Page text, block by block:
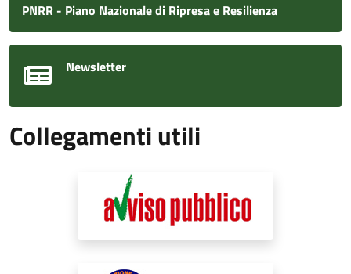
PNRR - Piano Nazionale di Ripresa e Resilienza
Newsletter
Collegamenti utili